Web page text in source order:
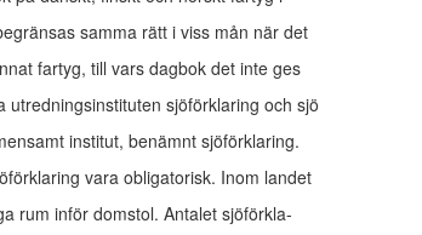
samma rätt i viss mån när det
fartyg, till vars dagbok det inte ges
utredningsinstituten sjöförklaring och sjö­
institut, benämnt sjöförklaring.
vara obligatorisk. Inom landet
rum inför domstol. Antalet sjöförkla-